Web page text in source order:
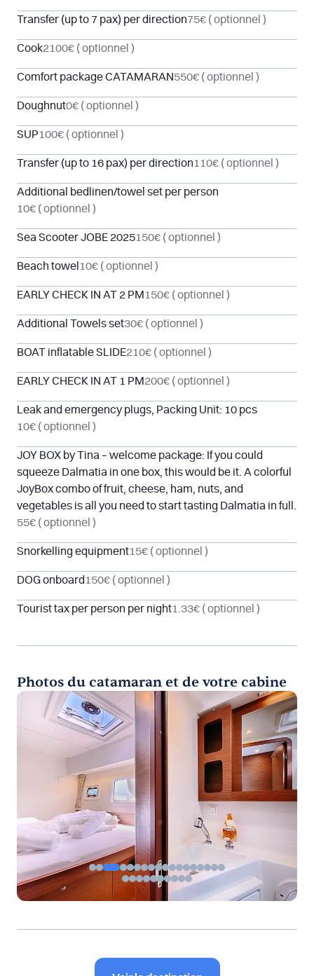
Transfer (up to 7 pax) per direction75€ ( optionnel )
Cook2100€ ( optionnel )
Comfort package CATAMARAN550€ ( optionnel )
Doughnut0€ ( optionnel )
SUP100€ ( optionnel )
Transfer (up to 16 pax) per direction110€ ( optionnel )
Additional bedlinen/towel set per person
10€ ( optionnel )
Sea Scooter JOBE 2025150€ ( optionnel )
Beach towel 10€ ( optionnel )
EARLY CHECK IN AT 2 PM 150€ ( optionnel )
Additional Towels set30€ ( optionnel )
BOAT inflatable SLIDE210€ ( optionnel )
EARLY CHECK IN AT 1 PM200€ ( optionnel )
Leak and emergency plugs, Packing Unit: 10 pcs
10€ ( optionnel )
JOY BOX by Tina – welcome package: If you could
squeeze Dalmatia in one box, this would be it. A colorful
JoyBox combo of fruit, cheese, ham, nuts, and
vegetables is all you need to start tasting Dalmatia in full.
55€ ( optionnel )
Snorkelling equipment15€ ( optionnel )
DOG onboard 150€ ( optionnel )
Tourist tax per person per night1.33€ ( optionnel )
Photos du catamaran et de votre cabine